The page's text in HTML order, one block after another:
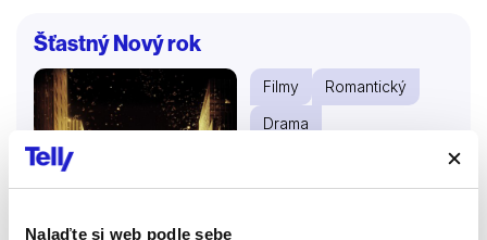
Nalaďte si web podle sebe
všechny své naděje při rozplétání okolností
prastarého nevyřešeného případu, kvůli němuž musel
odejít do důchodu. Zároveň touží získat odpovědi
týkající se tajemství života a lásky – dřív, než bude
příliš pozdě.
Šťastný Nový rok
Filmy
Romantický
Drama